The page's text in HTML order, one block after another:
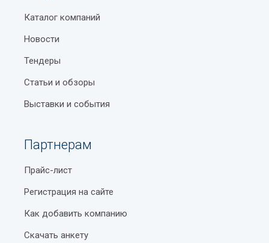
Каталог компаний
Новости
Тендеры
Статьи и обзоры
Выставки и события
Партнерам
Прайс-лист
Регистрация на сайте
Как добавить компанию
Скачать анкету